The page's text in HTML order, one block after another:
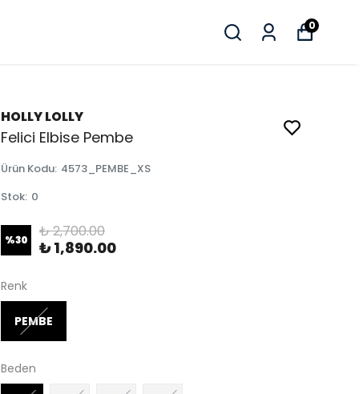
0
HOLLY LOLLY
Felici Elbise Pembe
Ürün Kodu: 4573_PEMBE_XS
Stok: 0
%30 ₺ 2,700.00
₺ 1,890.00
Renk
PEMBE
Beden